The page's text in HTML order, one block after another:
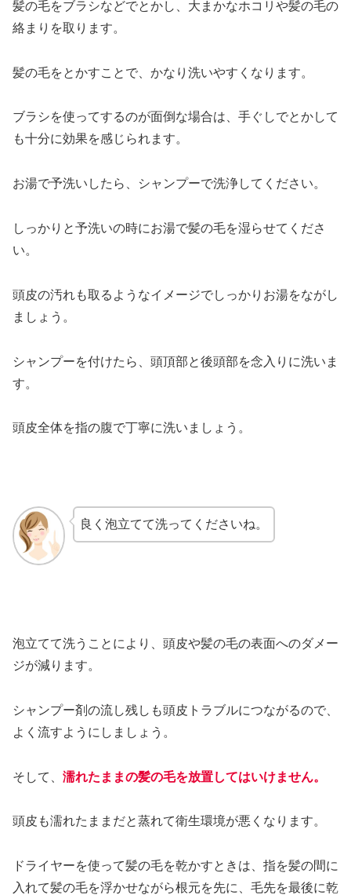
髪の毛をブラシなどでとかし、大まかなホコリや髪の毛の
絡まりを取ります。
髪の毛をとかすことで、かなり洗いやすくなります。
ブラシを使ってするのが面倒な場合は、手ぐしでとかして
も十分に効果を感じられます。
お湯で予洗いしたら、シャンプーで洗浄してください。
しっかりと予洗いの時にお湯で髪の毛を湿らせてくださ
い。
頭皮の汚れも取るようなイメージでしっかりお湯をながし
ましょう。
シャンプーを付けたら、頭頂部と後頭部を念入りに洗いま
す。
頭皮全体を指の腹で丁寧に洗いましょう。
良く泡立てて洗ってくださいね。
泡立てて洗うことにより、頭皮や髪の毛の表面へのダメー
ジが減ります。
シャンプー剤の流し残しも頭皮トラブルにつながるので、
よく流すようにしましょう。
そして、 濡れたままの髪の毛を放置してはいけません。
頭皮も濡れたままだと蒸れて衛生環境が悪くなります。
ドライヤーを使って髪の毛を乾かすときは、指を髪の間に
入れて髪の毛を浮かせながら根元を先に、毛先を最後に乾